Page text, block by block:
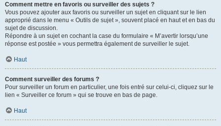
Comment mettre en favoris ou surveiller des sujets ?
Vous pouvez ajouter aux favoris ou surveiller un sujet en cliquant sur le lien
approprié dans le menu « Outils de sujet », souvent placé en haut et en bas du
sujet de discussion.
Répondre à un sujet en cochant la case du formulaire « M’avertir lorsqu’une
réponse est postée » vous permettra également de surveiller le sujet.
Haut
Comment surveiller des forums ?
Pour surveiller un forum en particulier, une fois entré sur celui-ci, cliquez sur le
lien « Surveiller ce forum » qui se trouve en bas de page.
Haut